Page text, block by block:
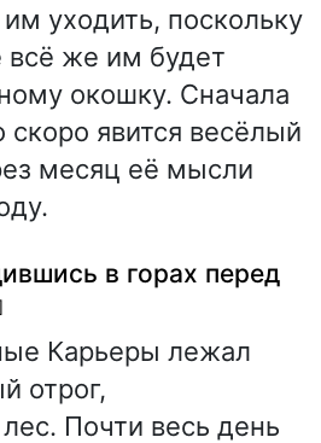
уходить, поскольку
всё же им будет
окошку. Сначала
скоро явится весёлый
месяц её мысли
в горах перед
Карьеры лежал
отрог,
Почти весь день